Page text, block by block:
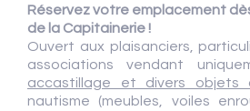
Réservez votre emplacement
de la Capitainerie !
Ouvert aux plaisanciers,
associations vendant
accastillage et divers objets
nautisme (meubles, voiles